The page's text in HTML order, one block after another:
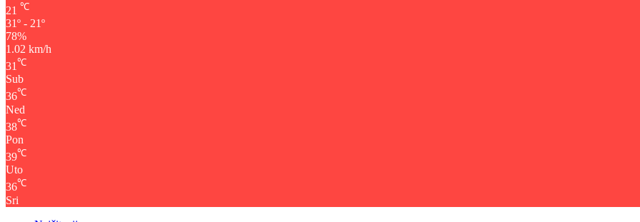
21 ℃
31º - 21º
78%
1.02 km/h
31℃
Sub
36℃
Ned
38℃
Pon
39℃
Uto
36℃
Sri